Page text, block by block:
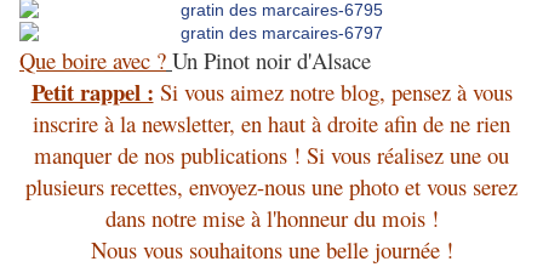
Que boire avec ? Un Pinot noir d'Alsace
Petit rappel : Si vous aimez notre blog, pensez à vous
inscrire à la newsletter, en haut à droite afin de ne rien
manquer de nos publications ! Si vous réalisez une ou
plusieurs recettes, envoyez-nous une photo et vous serez
dans notre mise à l'honneur du mois !
Nous vous souhaitons une belle journée !